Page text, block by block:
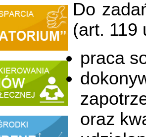
Do
(art. 119
praca
oraz